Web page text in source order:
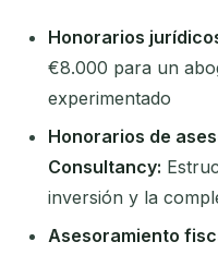
Honorarios
€8.000 para un
experimentado
Honorarios de
Consultancy:
inversión y la
Asesoramiento